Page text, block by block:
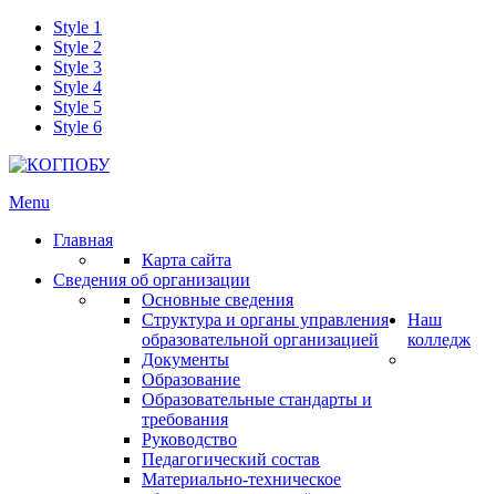
Style 1
Style 2
Style 3
Style 4
Style 5
Style 6
Menu
Главная
Карта сайта
Сведения об организации
Основные сведения
Структура и органы управления
образовательной организацией
Документы
Образование
Образовательные стандарты и
требования
Руководство
Педагогический состав
Материально-техническое
Наш
колледж